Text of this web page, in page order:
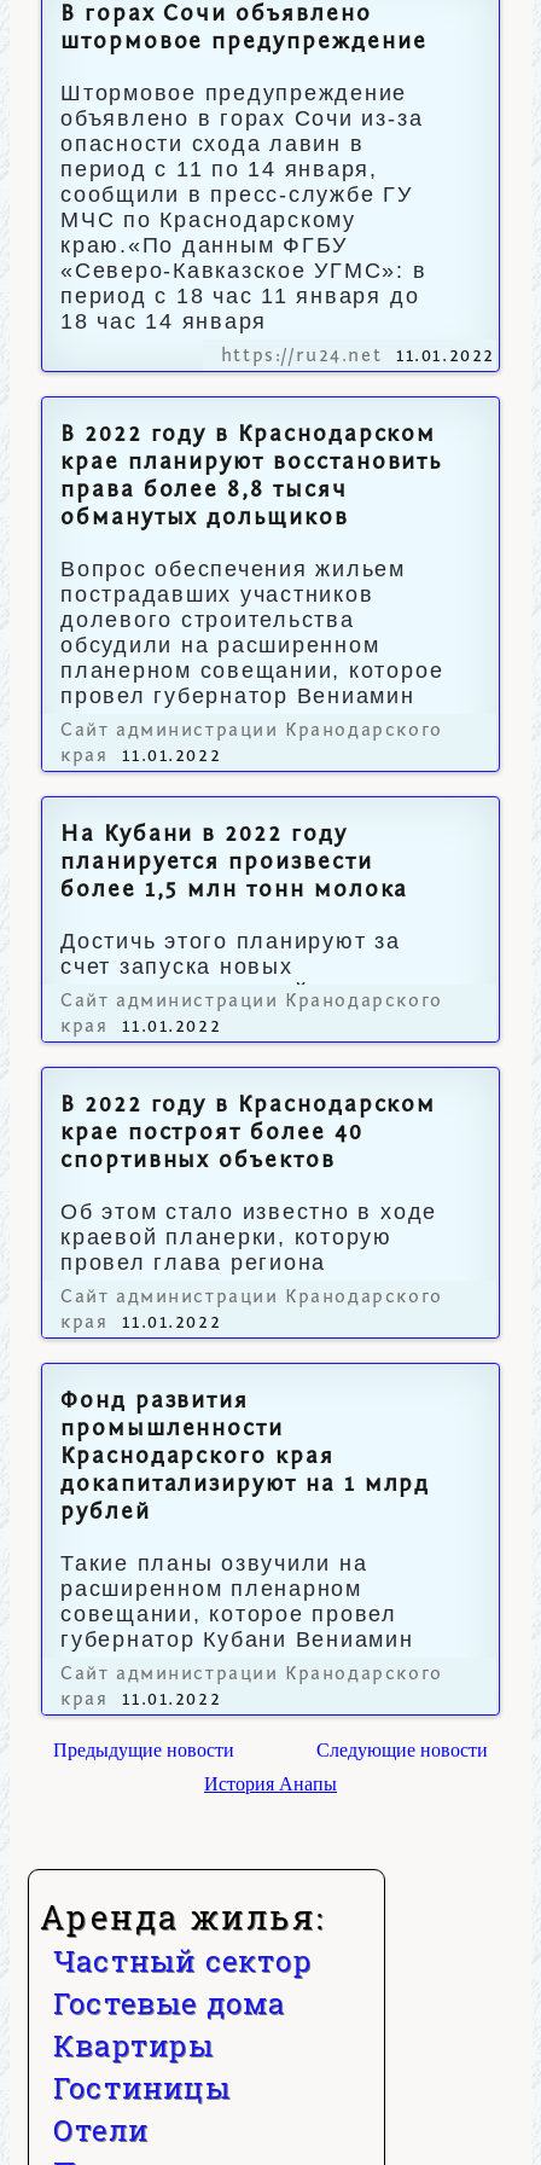
Аренда жилья:
Частный сектор
Гостевые дома
Квартиры
Гостиницы
Отели
В горах Сочи объявлено
штормовое предупреждение
Штормовое предупреждение
объявлено в горах Сочи из-за
опасности схода лавин в
период с 11 по 14 января,
сообщили в пресс-службе ГУ
МЧС по Краснодарскому
краю.«По данным ФГБУ
«Северо-Кавказское УГМС»: в
период с 18 час 11 января до
18 час 14 января
https://ru24.net 11.01.2022
В 2022 году в Краснодарском
крае планируют восстановить
права более 8,8 тысяч
обманутых дольщиков
Вопрос обеспечения жильем
пострадавших участников
долевого строительства
обсудили на расширенном
планерном совещании, которое
провел губернатор Вениамин
Кондратьев.
Сайт администрации Кранодарского
края
11.01.2022
На Кубани в 2022 году
планируется произвести
более 1,5 млн тонн молока
Достичь этого планируют за
счет запуска новых
сельхозпредприятий.
Сайт администрации Кранодарского
края
11.01.2022
В 2022 году в Краснодарском
крае построят более 40
спортивных объектов
Об этом стало известно в ходе
краевой планерки, которую
провел глава региона
Вениамин Кондратьев.
Сайт администрации Кранодарского
края
11.01.2022
Фонд развития
промышленности
Краснодарского края
докапитализируют на 1 млрд
рублей
Такие планы озвучили на
расширенном пленарном
совещании, которое провел
губернатор Кубани Вениамин
Кондратьев.
Сайт администрации Кранодарского
края
11.01.2022
Предыдущие новости
Следующие новости
История Анапы